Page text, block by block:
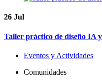
26 Jul
Taller práctico de diseño IA
Eventos y Actividades
Comunidades